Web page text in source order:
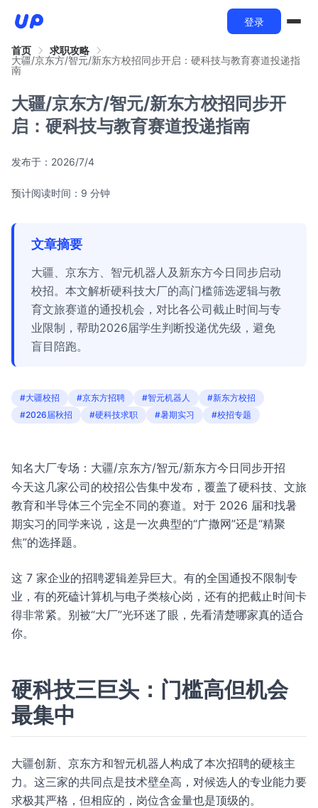
登录
首页
求职攻略
大疆/京东方/智元/新东方校招同步开启：硬科技与教育赛道投递指
南
大疆/京东方/智元/新东方校招同步开
启：硬科技与教育赛道投递指南
发布于： 2026/7/4
预计阅读时间：9 分钟
文章摘要
大疆、京东方、智元机器人及新东方今日同步启动
校招。本文解析硬科技大厂的高门槛筛选逻辑与教
育文旅赛道的通投机会，对比各公司截止时间与专
业限制，帮助2026届学生判断投递优先级，避免
盲目陪跑。
#大疆校招 #京东方招聘 #智元机器人
#新东方校招
#2026届秋招
#硬科技求职 #暑期实习 #校招专题
知名大厂专场：大疆/京东方/智元/新东方今日同步开招
今天这几家公司的校招公告集中发布，覆盖了硬科技、文旅
教育和半导体三个完全不同的赛道。对于 2026 届和找暑
期实习的同学来说，这是一次典型的“广撒网”还是“精聚
焦”的选择题。
这 7 家企业的招聘逻辑差异巨大。有的全国通投不限制专
业，有的死磕计算机与电子类核心岗，还有的把截止时间卡
得非常紧。别被“大厂”光环迷了眼，先看清楚哪家真的适合
你。
硬科技三巨头：门槛高但机会
最集中
大疆创新、京东方和智元机器人构成了本次招聘的硬核主
力。这三家的共同点是技术壁垒高，对候选人的专业能力要
求极其严格，但相应的，岗位含金量也是顶级的。